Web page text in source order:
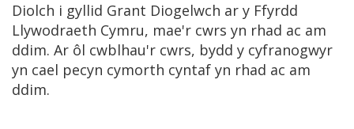
Diolch i gyllid Grant Diogelwch ar y Ffyrdd
Llywodraeth Cymru, mae'r cwrs yn rhad ac am
ddim. Ar ôl cwblhau'r cwrs, bydd y cyfranogwyr
yn cael pecyn cymorth cyntaf yn rhad ac am
ddim.